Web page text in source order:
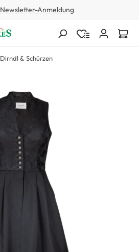
Newsletter-Anmeldung
Dirndl & Schürzen